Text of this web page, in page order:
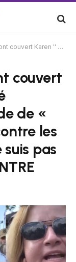
Matter '' contre les manifestants: « Je ne suis pas du tout raciste '' – MONTRE
couvert
de «
les
pas